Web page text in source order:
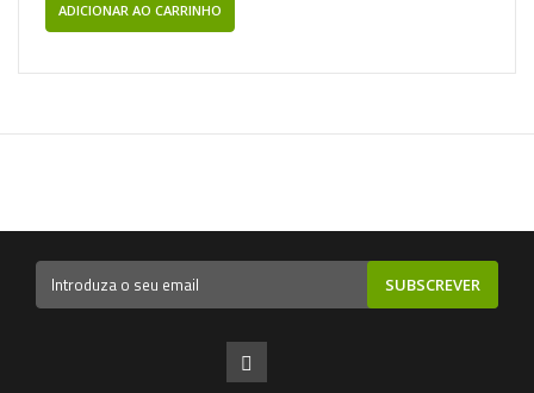
ADICIONAR AO CARRINHO
SUBSCREVER